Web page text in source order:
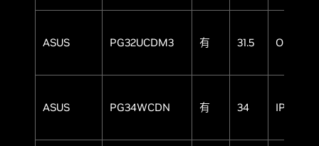
ASUS PG32UCDM3 有 31.5 OLED
ASUS PG34WCDN 有 34 IPS